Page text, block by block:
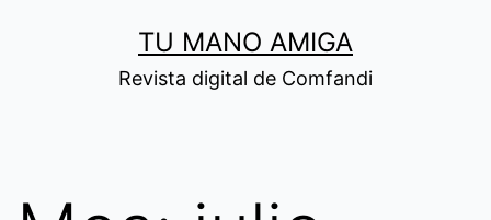
TU MANO AMIGA
Revista digital de Comfandi